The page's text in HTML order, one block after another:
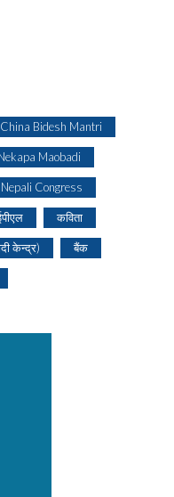
China Bidesh Mantri
Maobadi
Nepali Congress
कविता
केन्द्र) बैंक